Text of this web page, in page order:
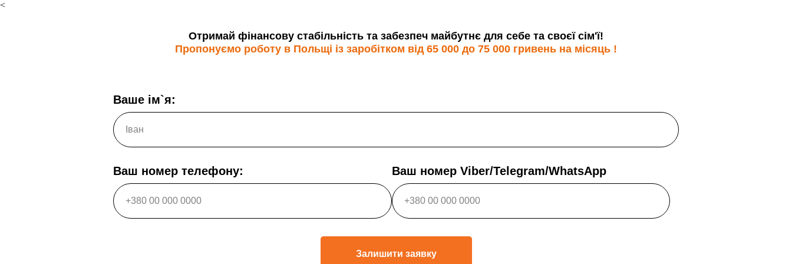
<
Отримай фінансову стабільність та забезпеч майбутнє для себе та своєї сім'ї!
Пропонуємо роботу в Польщі із заробітком від 65 000 до 75 000 гривень на місяць !
Ваше ім`я:
Ваш номер телефону: Ваш номер Viber/Telegram/WhatsApp
Залишити заявку